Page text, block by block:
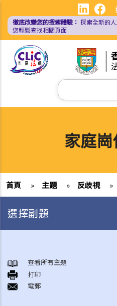
內
徹底改變您的搜索體驗： 探索全新的
您輕鬆查找相關頁面
Search
家庭
首頁 » 主題 » 反歧視 »
選擇副題
1. 哪些香港法例是主要的反歧視法例?
2. 平等機會委員會（簡稱平機會）之
性別歧視
查看所有主題
打印
電郵